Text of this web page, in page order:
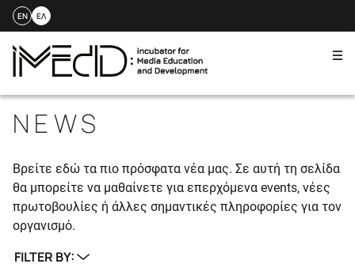
to
content
EN ΕΛ
NEWS
Βρείτε εδώ τα πιο πρόσφατα νέα μας. Σε αυτή τη σελίδα
θα μπορείτε να μαθαίνετε για επερχόμενα events, νέες
πρωτοβουλίες ή άλλες σημαντικές πληροφορίες για τον
οργανισμό.
FILTER BY: